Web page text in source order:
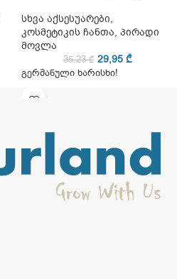
სხვა აქსესუარები,
კოსმეტიკის ჩანთა, პირადი
მოვლა
35,23₾ 29,95 ₾
გერმანული ხარისხი!